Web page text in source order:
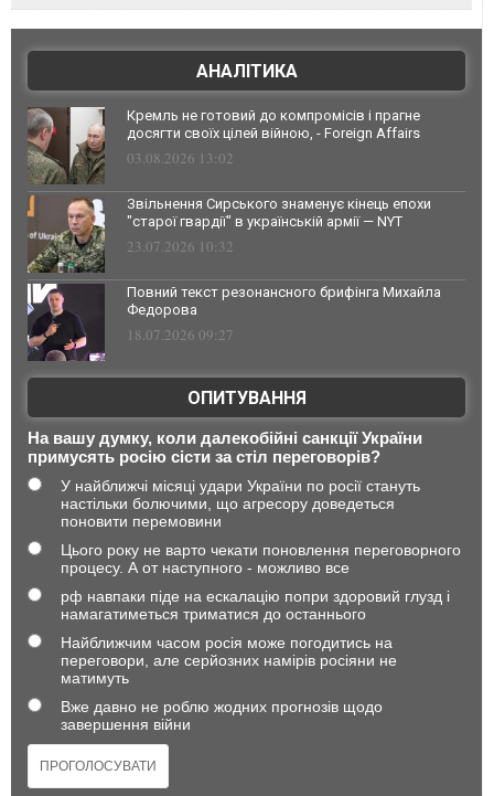
АНАЛІТИКА
Кремль не готовий до компромісів і прагне
досягти своїх цілей війною, - Foreign Affairs
03.08.2026 13:02
Звільнення Сирського знаменує кінець епохи
"старої гвардії" в українській армії — NYT
23.07.2026 10:32
Повний текст резонансного брифінга Михайла
Федорова
18.07.2026 09:27
ОПИТУВАННЯ
На вашу думку, коли далекобійні санкції України
примусять росію сісти за стіл переговорів?
У найближчі місяці удари України по росії стануть
настільки болючими, що агресору доведеться
поновити перемовини
Цього року не варто чекати поновлення переговорного
процесу. А от наступного - можливо все
рф навпаки піде на ескалацію попри здоровий глузд і
намагатиметься триматися до останнього
Найближчим часом росія може погодитись на
переговори, але серйозних намірів росіяни не
матимуть
Вже давно не роблю жодних прогнозів щодо
завершення війни